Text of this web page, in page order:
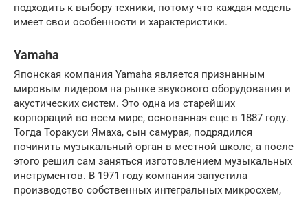
подходить к выбору техники, потому что каждая модель
имеет свои особенности и характеристики.
Yamaha
Японская компания Yamaha является признанным
мировым лидером на рынке звукового оборудования и
акустических систем. Это одна из старейших
корпораций во всем мире, основанная еще в 1887 году.
Тогда Торакуси Ямаха, сын самурая, подрядился
починить музыкальный орган в местной школе, а после
этого решил сам заняться изготовлением музыкальных
инструментов. В 1971 году компания запустила
производство собственных интегральных микросхем,